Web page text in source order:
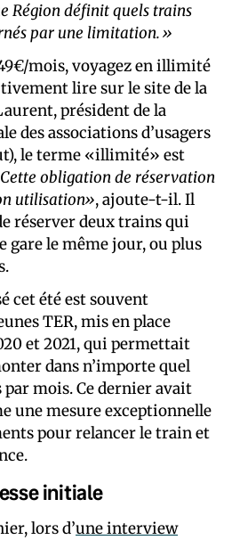
Région définit quels trains
par une limitation.»
mois, voyagez en illimité
lire sur le site de la
président de la
des associations d’usagers
le terme «illimité» est
obligation de réservation
utilisation», ajoute-t-il. Il
réserver deux trains qui
gare le même jour, ou plus
cet été est souvent
TER, mis en place
et 2021, qui permettait
dans n’importe quel
par mois. Ce dernier avait
une mesure exceptionnelle
pour relancer le train et
initiale
lors d’une interview